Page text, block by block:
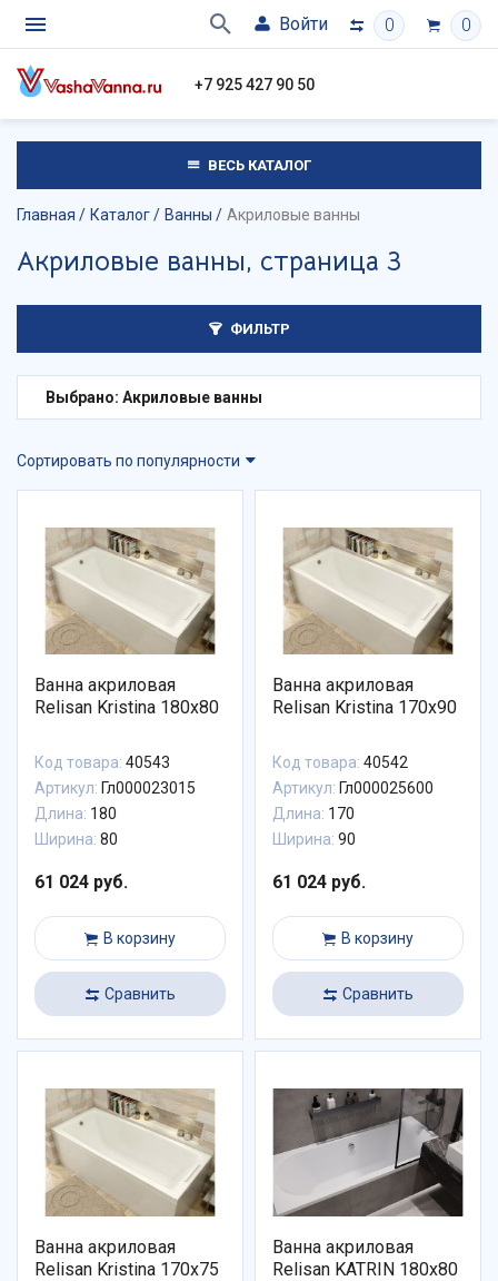
Войти 0 0
+7 925 427 90 50
ВЕСЬ КАТАЛОГ
Главная Каталог Ванны Акриловые ванны
Акриловые ванны, страница 3
ФИЛЬТР
Выбрано: Акриловые ванны
Сортировать по популярности
Ванна акриловая
Relisan Kristina 180х80
Код товара: 40543
Артикул: Гл000023015
Длина: 180
Ширина: 80
61 024 руб.
В корзину
Сравнить
Ванна акриловая
Relisan Kristina 170х90
Код товара: 40542
Артикул: Гл000025600
Длина: 170
Ширина: 90
61 024 руб.
В корзину
Сравнить
Ванна акриловая
Relisan Kristina 170х75
Ванна акриловая
Relisan KATRIN 180х80